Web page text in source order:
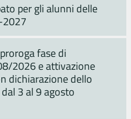
per gli alunni delle
2027
fase di
2026 e attivazione
dichiarazione dello
3 al 9 agosto